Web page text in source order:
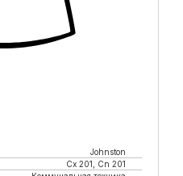
Johnston
Cx 201, Cn 201